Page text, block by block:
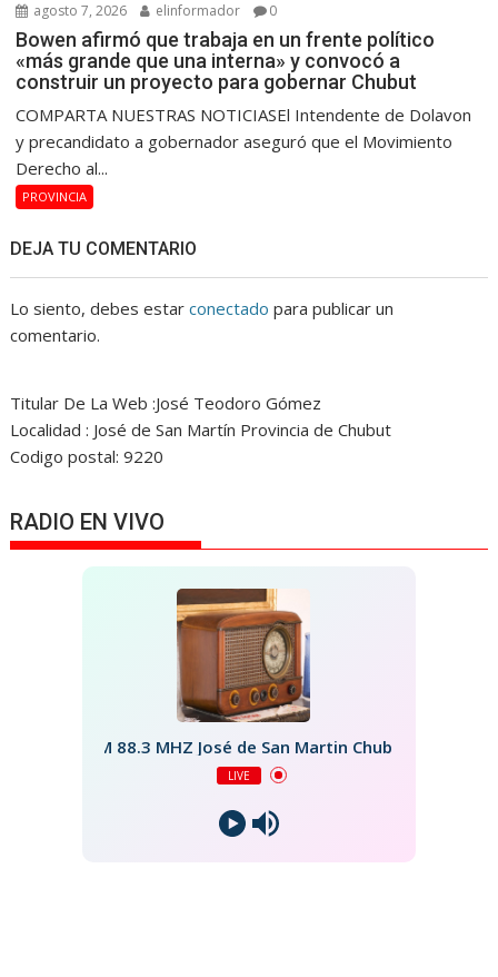
agosto 7, 2026 elinformador 0
Bowen afirmó que trabaja en un frente político
«más grande que una interna» y convocó a
construir un proyecto para gobernar Chubut
COMPARTA NUESTRAS NOTICIASEl Intendente de Dolavon
y precandidato a gobernador aseguró que el Movimiento
Derecho al...
PROVINCIA
DEJA TU COMENTARIO
Lo siento, debes estarconectado para publicar un
comentario.
Titular De La Web :José Teodoro Gómez
Localidad : José de San Martín Provincia de Chubut
Codigo postal: 9220
RADIO EN VIVO
FM 88.3 MHZ José de San Martin Chubut
LIVE